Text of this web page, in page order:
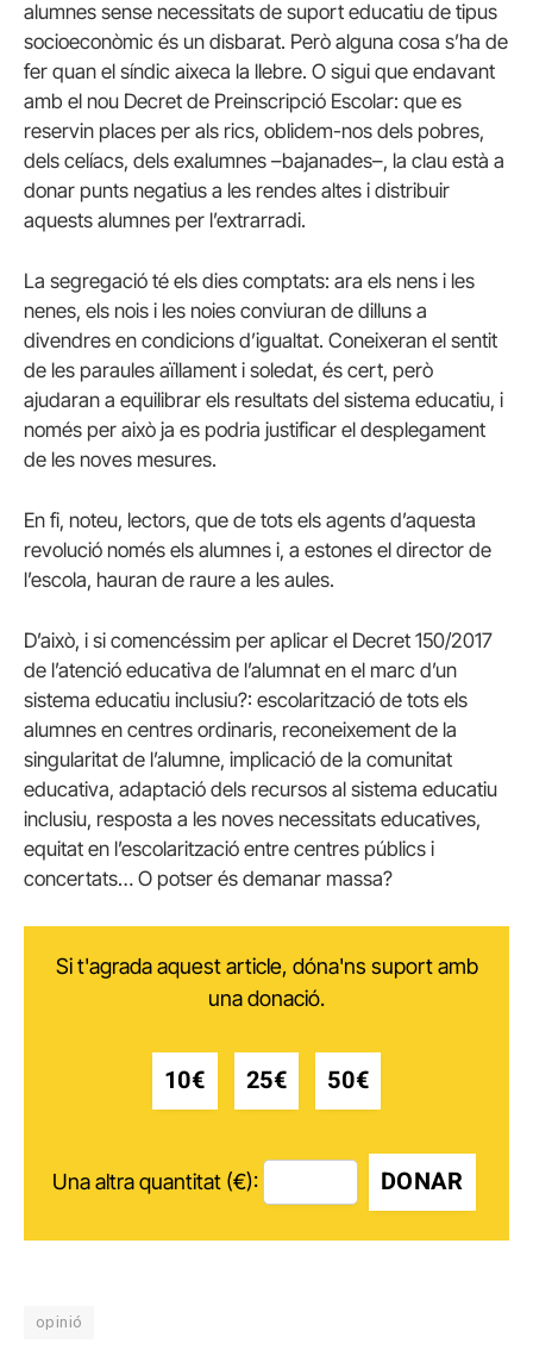
alumnes sense necessitats de suport educatiu de tipus
socioeconòmic és un disbarat. Però alguna cosa s’ha de
fer quan el síndic aixeca la llebre. O sigui que endavant
amb el nou Decret de Preinscripció Escolar: que es
reservin places per als rics, oblidem-nos dels pobres,
dels celíacs, dels exalumnes –bajanades–, la clau està a
donar punts negatius a les rendes altes i distribuir
aquests alumnes per l’extrarradi.
La segregació té els dies comptats: ara els nens i les
nenes, els nois i les noies conviuran de dilluns a
divendres en condicions d’igualtat. Coneixeran el sentit
de les paraules aïllament i soledat, és cert, però
ajudaran a equilibrar els resultats del sistema educatiu, i
només per això ja es podria justificar el desplegament
de les noves mesures.
En fi, noteu, lectors, que de tots els agents d’aquesta
revolució només els alumnes i, a estones el director de
l’escola, hauran de raure a les aules.
D’això, i si comencéssim per aplicar el Decret 150/2017
de l’atenció educativa de l’alumnat en el marc d’un
sistema educatiu inclusiu?: escolarització de tots els
alumnes en centres ordinaris, reconeixement de la
singularitat de l’alumne, implicació de la comunitat
educativa, adaptació dels recursos al sistema educatiu
inclusiu, resposta a les noves necessitats educatives,
equitat en l’escolarització entre centres públics i
concertats… O potser és demanar massa?
Si t'agrada aquest article, dóna'ns suport amb
una donació.
10€ 25€ 50€
Una altra quantitat (€): DONAR
opinió